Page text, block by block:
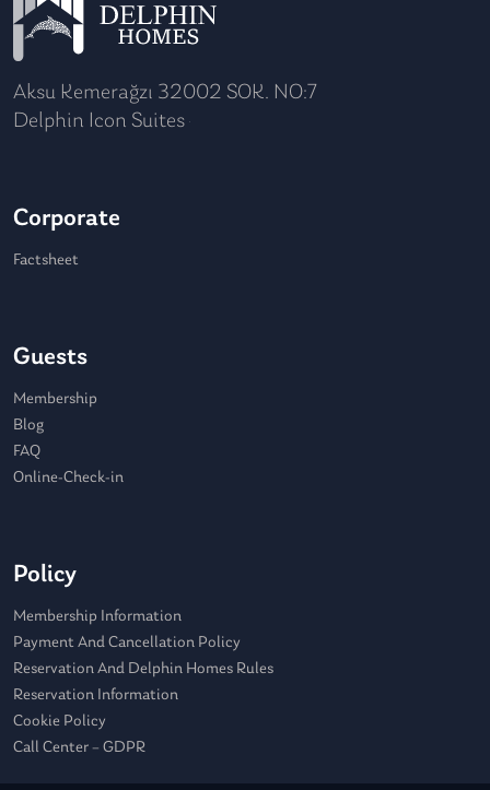
Aksu Kemerağzı 32002 SOK. NO:7
Delphin Icon Suites
Corporate
Factsheet
Guests
Membership
Blog
FAQ
Online-Check-in
Policy
Membership Information
Payment And Cancellation Policy
Reservation And Delphin Homes Rules
Reservation Information
Cookie Policy
Call Center – GDPR